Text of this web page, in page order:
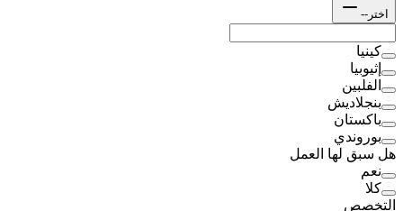
اختر--
كينيا
إثيوبيا
الفلبين
بنجلاديش
باكستان
بوروندي
هل سبق لها العمل
نعم
كلا
التخصص